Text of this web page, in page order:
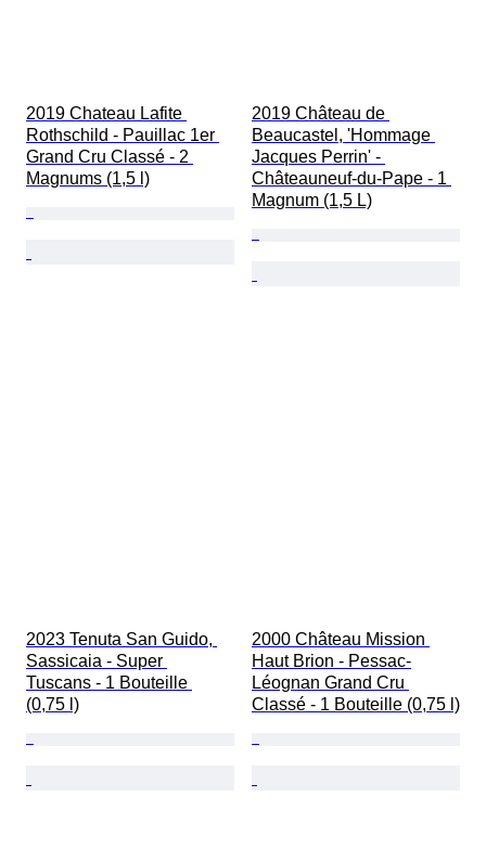
2019 Chateau Lafite
Rothschild - Pauillac 1er
Grand Cru Classé - 2
Magnums (1,5 l)
2019 Château de
Beaucastel, 'Hommage
Jacques Perrin' -
Châteauneuf-du-Pape - 1
Magnum (1,5 L)
2023 Tenuta San Guido,
Sassicaia - Super
Tuscans - 1 Bouteille
(0,75 l)
2000 Château Mission
Haut Brion - Pessac-
Léognan Grand Cru
Classé - 1 Bouteille (0,75 l)